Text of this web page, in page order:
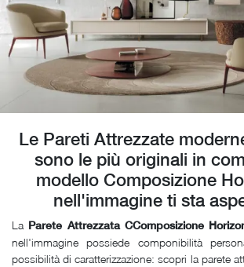
Le Pareti Attrezzate
sono le più originali in
modello Composizione
nell'immagine ti sta
La Parete Attrezzata CComposizione
nell'immagine possiede componibilità
possibilità di caratterizzazione: scopri la parete